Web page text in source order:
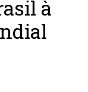
à